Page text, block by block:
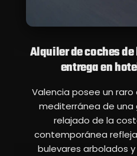
Alquiler de coches
entrega en
Valencia posee un raro
mediterránea de una
relajado de la
contemporánea
bulevares arbolados